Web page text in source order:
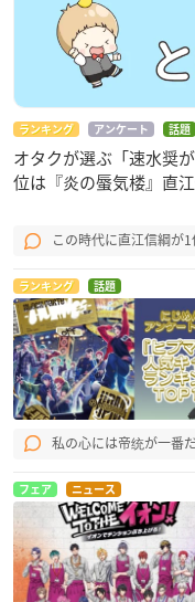
ランキング アンケート 話題
オタクが選ぶ「速水奨
位は『炎の蜃気楼』直江
この時代に直江信綱が
ランキング 話題
私の心には帝统が一番
フェア ニュース